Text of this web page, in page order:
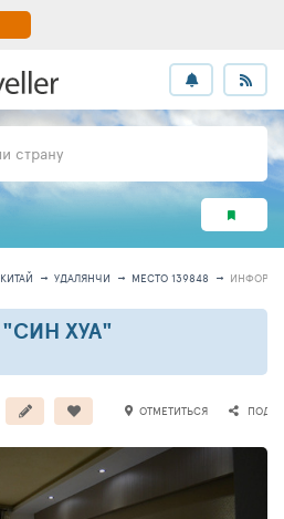
страну
КИТАЙ УДАЛЯНЧИ МЕСТО 139848
ХУА"
ОТМЕТИТЬСЯ